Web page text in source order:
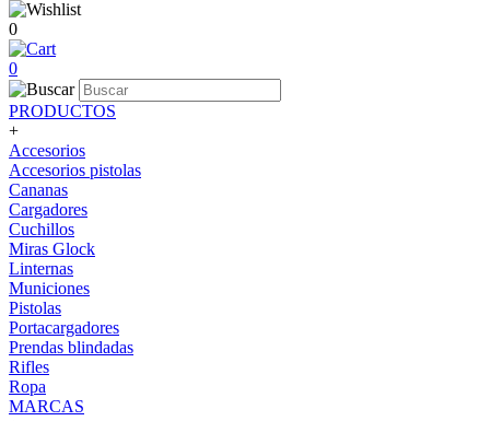
0
0
PRODUCTOS
+
Accesorios
Accesorios pistolas
Cananas
Cargadores
Cuchillos
Miras Glock
Linternas
Municiones
Pistolas
Portacargadores
Prendas blindadas
Rifles
Ropa
MARCAS